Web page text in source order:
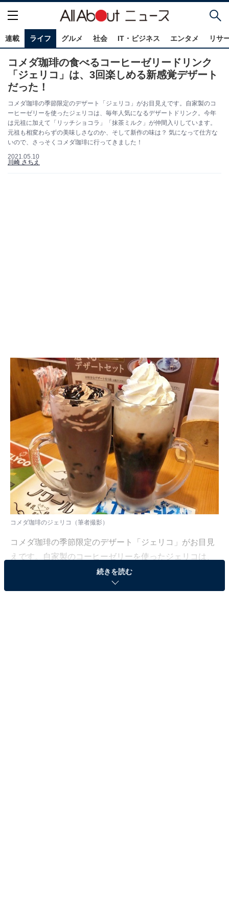
連載 ライフ グルメ 社会 IT・ビジネス エンタメ リサ
コメダ珈琲の食べるコーヒーゼリードリンク
「ジェリコ」は、3回楽しめる新感覚デザート
だった！
コメダ珈琲の季節限定のデザート「ジェリコ」がお目見えです。自家製のコ
ーヒーゼリーを使ったジェリコは、毎年人気になるデザートドリンク。今年
は元祖に加えて「リッチショコラ」「抹茶ミルク」が仲間入りしています。
元祖も相変わらずの美味しさなのか、そして新作の味は？ 気になって仕方な
いので、さっそくコメダ珈琲に行ってきました！
2021.05.10
川崎 さちえ
コメダ珈琲のジェリコ（筆者撮影）
コメダ珈琲の季節限定のデザート「ジェリコ」がお目見
えです。自家製のコーヒーゼリーを使ったジェリコは、
毎年人気になるデザートドリンク。2021年は元祖に加え
て「リッチショコラ」「抹茶ミルク」が仲間入りしてい
続きを読む